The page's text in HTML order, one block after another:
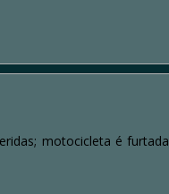
motocicleta é furtada